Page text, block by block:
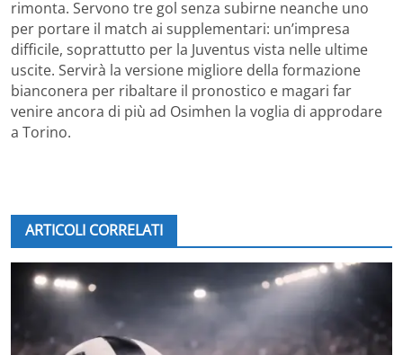
rimonta. Servono tre gol senza subirne neanche uno
per portare il match ai supplementari: un’impresa
difficile, soprattutto per la Juventus vista nelle ultime
uscite. Servirà la versione migliore della formazione
bianconera per ribaltare il pronostico e magari far
venire ancora di più ad Osimhen la voglia di approdare
a Torino.
ARTICOLI CORRELATI